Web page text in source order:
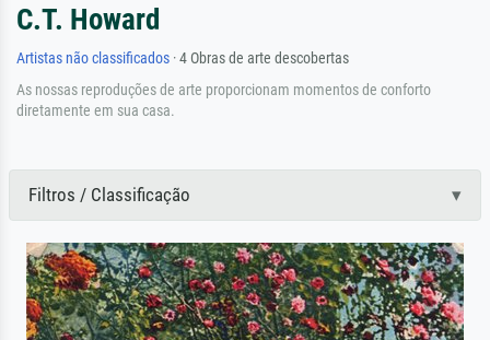
C.T. Howard
Artistas não classificados · 4 Obras de arte descobertas
As nossas reproduções de arte proporcionam momentos de conforto
diretamente em sua casa.
Filtros / Classificação